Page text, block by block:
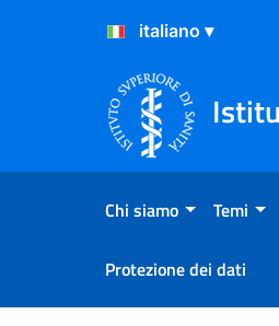
Salta al Contenuto
Salta al Footer
Chi siamo Temi
Protezione dei dati